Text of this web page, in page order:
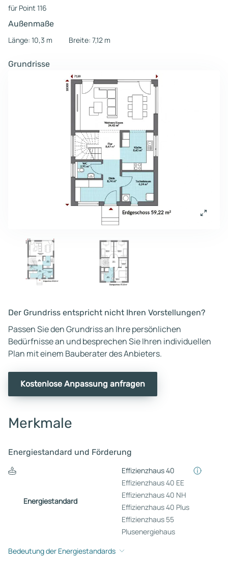
für Point 116
Außenmaße
Länge: 10,3 m
Breite: 7,12 m
Grundrisse
Der Grundriss entspricht nicht Ihren Vorstellungen?
Passen Sie den Grundriss an Ihre persönlichen
Bedürfnisse an und besprechen Sie Ihren individuellen
Plan mit einem Bauberater des Anbieters.
Kostenlose Anpassung anfragen
Merkmale
Energiestandard und Förderung
Energiestandard
Effizienzhaus 40
Effizienzhaus 40 EE
Effizienzhaus 40 NH
Effizienzhaus 40 Plus
Effizienzhaus 55
Plusenergiehaus
Bedeutung der Energiestandards